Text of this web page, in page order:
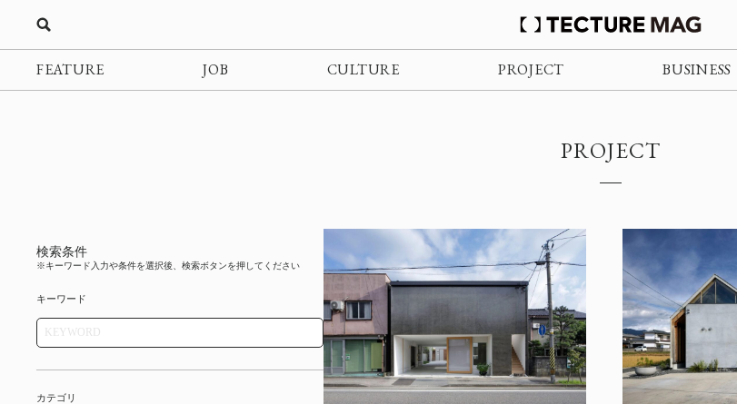
FEATURE JOB CULTURE PROJECT BUSINESS
PROJECT
検索条件
※キーワード入力や条件を選択後、検索ボタンを押してください
キーワード
カテゴリ